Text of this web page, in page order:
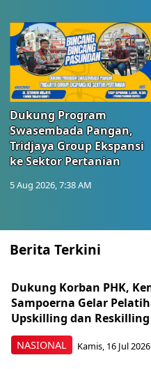
Dukung Program
Swasembada Pangan,
Tridjaya Group Ekspansi
ke Sektor Pertanian
5 Aug 2026, 7:38 AM
Berita Terkini
NASIONAL
Dukung Korban PHK,
Sampoerna Gelar
Upskilling dan Reskilling
Kamis, 16 Jul